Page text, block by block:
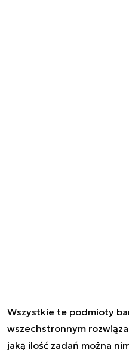
Wszystkie te podmioty
wszechstronnym
jaką ilość zadań można